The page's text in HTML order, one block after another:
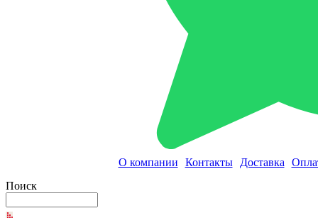
О компании Контакты Доставка
Поиск